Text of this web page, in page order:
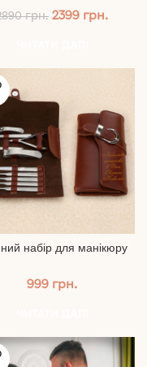
грн. Оригінальна
2399 грн.
набір для манікюру
999 грн.